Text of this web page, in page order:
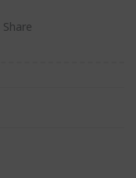
Share